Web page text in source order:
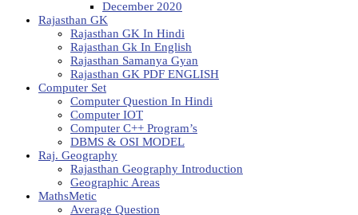
December 2020
Rajasthan GK
Rajasthan GK In Hindi
Rajasthan Gk In English
Rajasthan Samanya Gyan
Rajasthan GK PDF ENGLISH
Computer Set
Computer Question In Hindi
Computer IOT
Computer C++ Program’s
DBMS & OSI MODEL
Raj. Geography
Rajasthan Geography Introduction
Geographic Areas
MathsMetic
Average Question